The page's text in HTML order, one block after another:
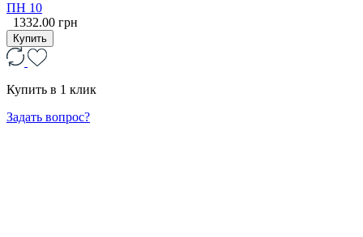
ПН 10
1332.00 грн
Купить
Купить в 1 клик
Задать вопрос?